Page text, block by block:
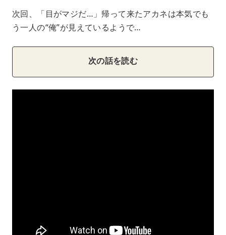
次回、「目がマジだ…」帰って来たアカネは本気でも
う一人の“俺”が見えているようで…
次の話を読む